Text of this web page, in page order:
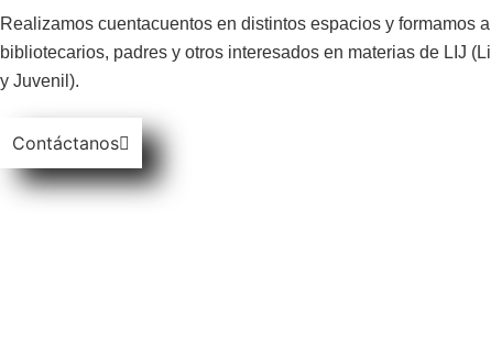
Realizamos cuentacuentos en distintos espacios y formamos
bibliotecarios, padres y otros interesados en materias de LIJ
y Juvenil).
Contáctanos